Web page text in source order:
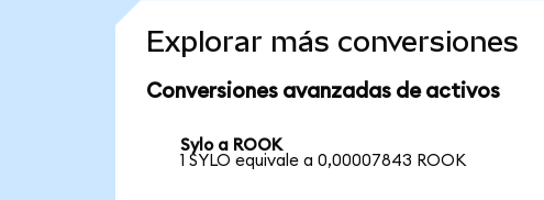
Explorar más conversiones
Conversiones avanzadas de activos
Sylo a ROOK
1 SYLO equivale a 0,00007843 ROOK